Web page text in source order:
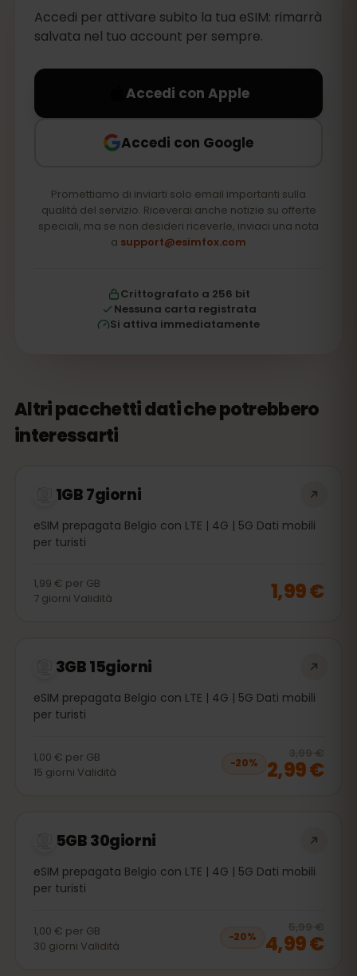
Accedi per attivare subito la tua eSIM: rimarrà
salvata nel tuo account per sempre.
Accedi con Apple
Accedi con Google
Promettiamo di inviarti solo email importanti sulla
qualità del servizio. Riceverai anche notizie su offerte
speciali, ma se non desideri riceverle, inviaci una nota
a support@esimfox.com
Crittografato a 256 bit
Nessuna carta registrata
Si attiva immediatamente
Altri pacchetti dati che potrebbero
interessarti
1GB 7giorni
eSIM prepagata Belgio con LTE | 4G | 5G Dati mobili
per turisti
1,99 € per GB
7 giorni Validità 1,99 €
3GB 15giorni
eSIM prepagata Belgio con LTE | 4G | 5G Dati mobili
per turisti
1,00 € per GB
15 giorni Validità
−20%
3,99 €
2,99 €
5GB 30giorni
eSIM prepagata Belgio con LTE | 4G | 5G Dati mobili
per turisti
1,00 € per GB
30 giorni Validità
−20%
5,99 €
4,99 €